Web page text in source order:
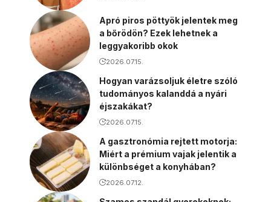
Apró piros pöttyök jelentek meg
a bőrödön? Ezek lehetnek a
leggyakoribb okok
2026.07.15.
Hogyan varázsoljuk életre szóló
tudományos kalanddá a nyári
éjszakákat?
2026.07.15.
A gasztronómia rejtett motorja:
Miért a prémium vajak jelentik a
különbséget a konyhában?
2026.07.12.